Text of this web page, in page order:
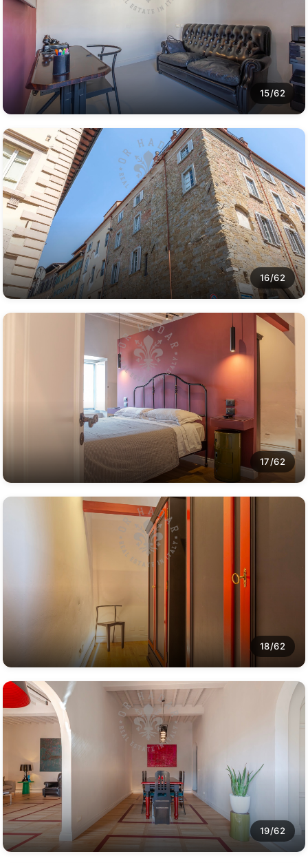
15/62
16/62
17/62
18/62
19/62